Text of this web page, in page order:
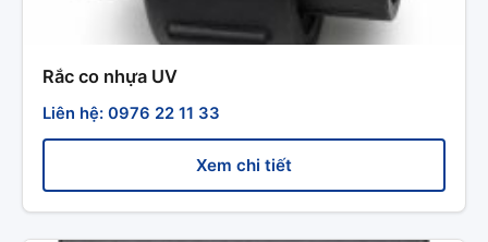
Rắc co nhựa UV
Liên hệ: 0976 22 11 33
Xem chi tiết